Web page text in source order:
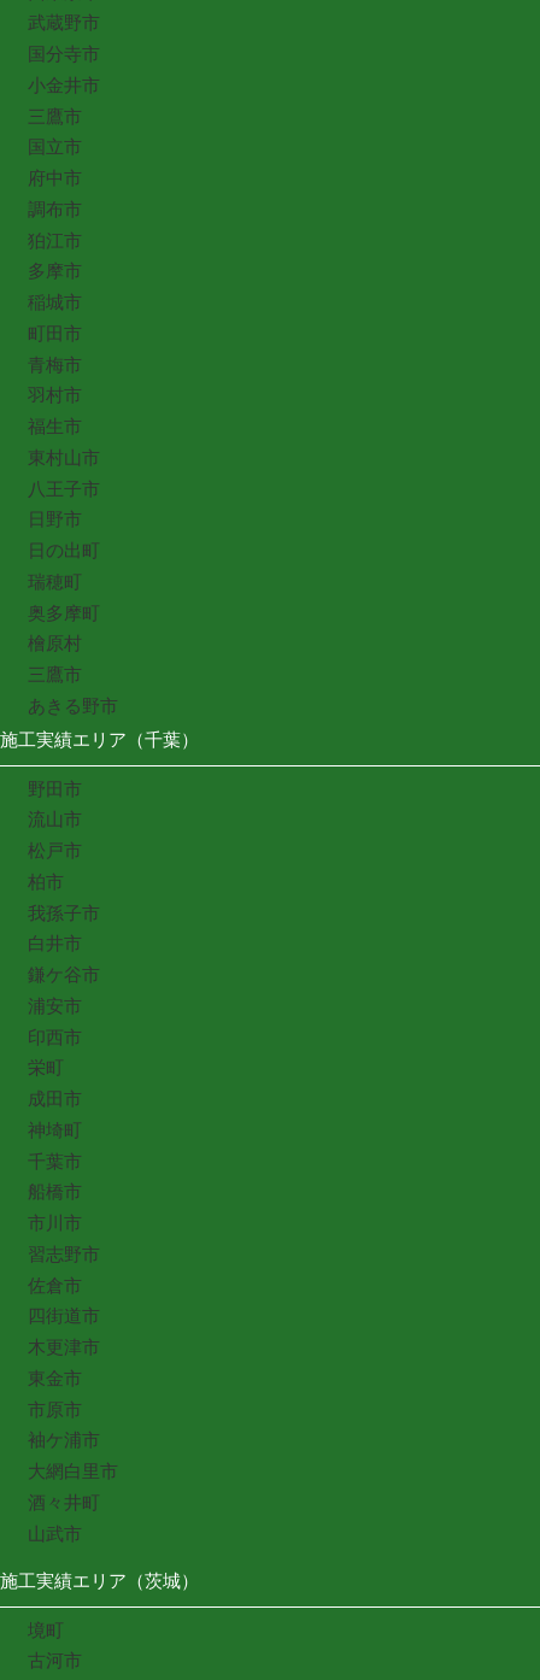
武蔵野市
国分寺市
小金井市
三鷹市
国立市
府中市
調布市
狛江市
多摩市
稲城市
町田市
青梅市
羽村市
福生市
東村山市
八王子市
日野市
日の出町
瑞穂町
奥多摩町
檜原村
三鷹市
あきる野市
施工実績エリア（千葉）
野田市
流山市
松戸市
柏市
我孫子市
白井市
鎌ケ谷市
浦安市
印西市
栄町
成田市
神埼町
千葉市
船橋市
市川市
習志野市
佐倉市
四街道市
木更津市
東金市
市原市
袖ケ浦市
大網白里市
酒々井町
山武市
施工実績エリア（茨城）
境町
古河市